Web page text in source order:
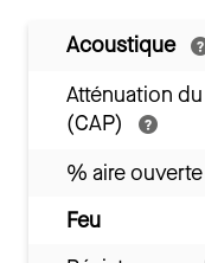
Acoustique
Atténuation
(CAP)
% aire ouverte
Feu